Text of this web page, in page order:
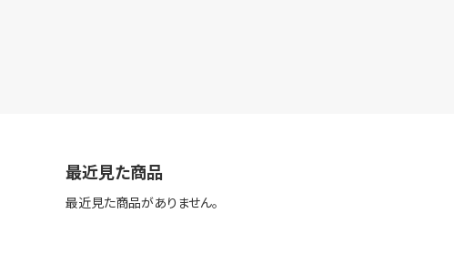
最近見た商品
最近見た商品がありません。